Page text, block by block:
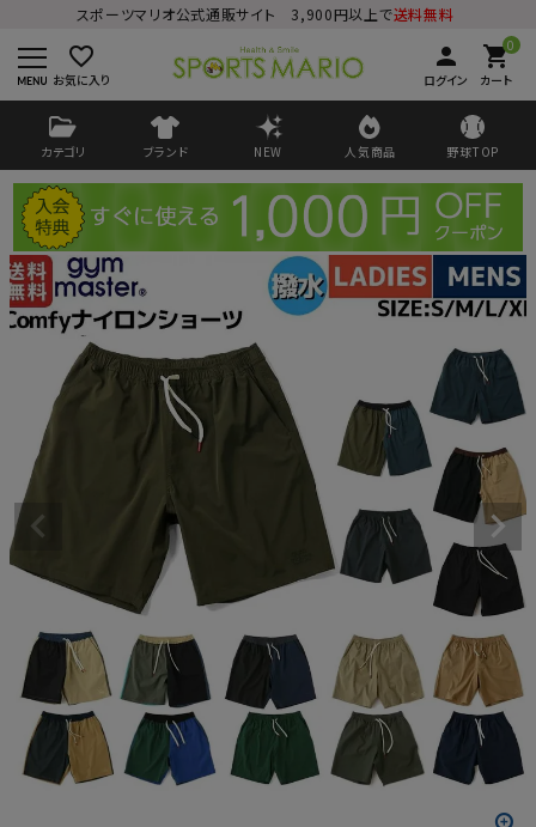
スポーツマリオ公式通販サイト 3,900円以上で送料無料
favorite_border
お気に入り
person
ログイン
0
shopping_cart
カート
カテゴリ ブランド NEW 人気商品 野球TOP
ログイン 会員登録
ようこそ ゲスト 様
商品が見つからない方はこちら
On
THE NORTH FACE